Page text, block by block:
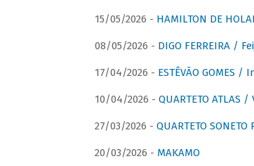
15/05/2026 - HAMILTON DE
08/05/2026 - DIGO FERREIRA /
17/04/2026 - ESTÊVÃO GOMES
10/04/2026 - QUARTETO
27/03/2026 - QUARTETO SONETO
20/03/2026 - MAKAMO